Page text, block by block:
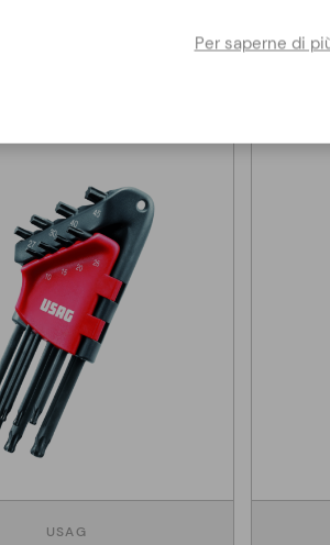
USAG
Per saperne di